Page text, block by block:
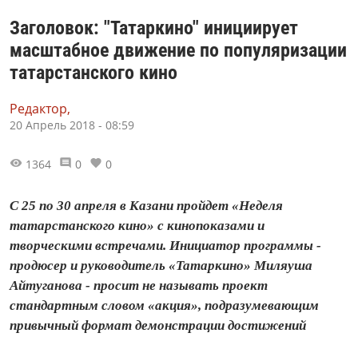
Заголовок: "Татаркино" инициирует
масштабное движение по популяризации
татарстанского кино
Редактор,
20 Апрель 2018 - 08:59
1364 0 0
С 25 по 30 апреля в Казани пройдет «Неделя
татарстанского кино» с кинопоказами и
творческими встречами. Инициатор программы -
продюсер и руководитель «Татаркино» Миляуша
Айтуганова - просит не называть проект
стандартным словом «акция», подразумевающим
привычный формат демонстрации достижений